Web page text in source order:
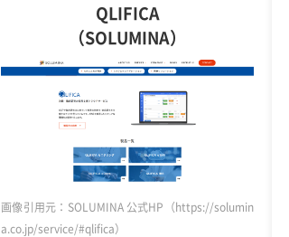
QLIFICA
（SOLUMINA）
画像引用元：SOLUMINA 公式HP（https://solumin
a.co.jp/service/#qlifica）